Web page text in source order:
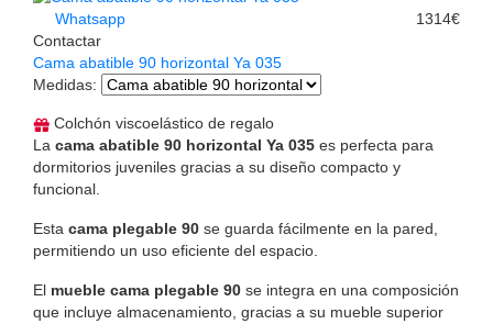
Whatsapp
Contactar
1314€
Cama abatible 90 horizontal Ya 035
Medidas:
Colchón viscoelástico de regalo
La cama abatible 90 horizontal Ya 035 es perfecta para
dormitorios juveniles gracias a su diseño compacto y
funcional.
Esta cama plegable 90 se guarda fácilmente en la pared,
permitiendo un uso eficiente del espacio.
El mueble cama plegable 90 se integra en una composición
que incluye almacenamiento, gracias a su mueble superior